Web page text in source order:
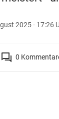
2025 - 17:26
0